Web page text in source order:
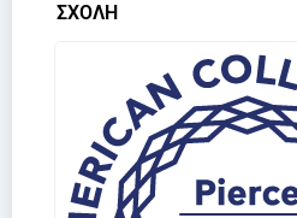
ΣΧΟΛΗ